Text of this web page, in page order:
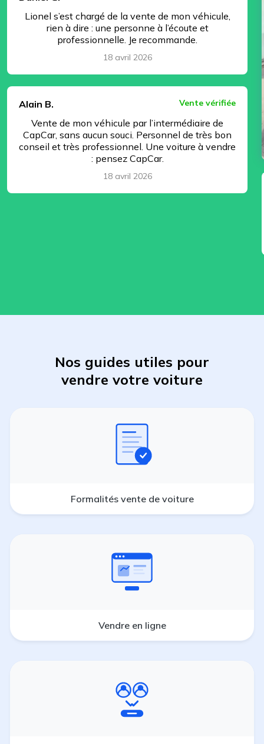
Lionel s’est chargé de la vente de mon véhicule,
rien à dire : une personne à l’écoute et
professionnelle. Je recommande.
18 avril 2026
Alain B. Vente vérifiée
Vente de mon véhicule par l’intermédiaire de
CapCar, sans aucun souci. Personnel de très bon
conseil et très professionnel. Une voiture à vendre
: pensez CapCar.
18 avril 2026
Nos guides utiles pour
vendre votre voiture
Formalités vente de voiture
Vendre en ligne